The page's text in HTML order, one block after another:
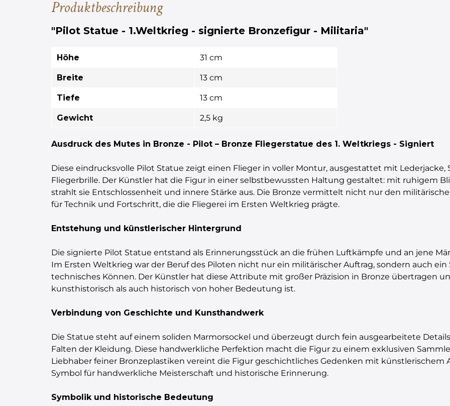
Produktbeschreibung
"Pilot Statue - 1.Weltkrieg - signierte Bronzefigur - Militaria"
Höhe 31 cm
Breite 13 cm
Tiefe 13 cm
Gewicht 2,5 kg
Ausdruck des Mutes in Bronze - Pilot – Bronze Fliegerstatue des 1. Weltkriegs - Signiert
Diese eindrucksvolle Pilot Statue zeigt einen Flieger in voller Montur, ausgestattet mit
Fliegerbrille. Der Künstler hat die Figur in einer selbstbewussten Haltung gestaltet: mit ruhigem
strahlt sie Entschlossenheit und innere Stärke aus. Die Bronze vermittelt nicht nur den
für Technik und Fortschritt, die die Fliegerei im Ersten Weltkrieg prägte.
Entstehung und künstlerischer Hintergrund
Die signierte Pilot Statue entstand als Erinnerungsstück an die frühen Luftkämpfe und an jene
Im Ersten Weltkrieg war der Beruf des Piloten nicht nur ein militärischer Auftrag, sondern auch
technisches Können. Der Künstler hat diese Attribute mit großer Präzision in Bronze übertragen
kunsthistorisch als auch historisch von hoher Bedeutung ist.
Verbindung von Geschichte und Kunsthandwerk
Die Statue steht auf einem soliden Marmorsockel und überzeugt durch fein ausgearbeitete
Falten der Kleidung. Diese handwerkliche Perfektion macht die Figur zu einem exklusiven
Liebhaber feiner Bronzeplastiken vereint die Figur geschichtliches Gedenken mit künstlerischem
Symbol für handwerkliche Meisterschaft und historische Erinnerung.
Symbolik und historische Bedeutung